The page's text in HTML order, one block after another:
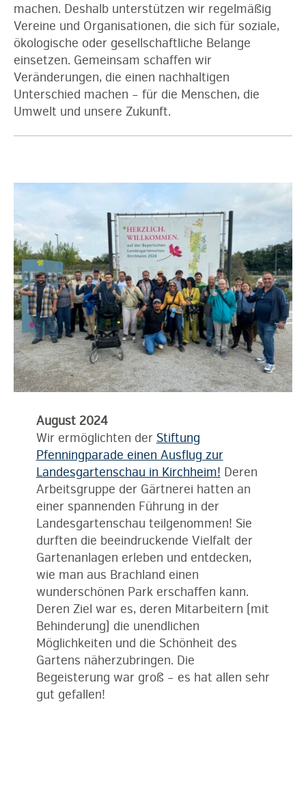
machen. Deshalb unterstützen wir regelmäßig
Vereine und Organisationen, die sich für soziale,
ökologische oder gesellschaftliche Belange
einsetzen. Gemeinsam schaffen wir
Veränderungen, die einen nachhaltigen
Unterschied machen – für die Menschen, die
Umwelt und unsere Zukunft.
August 2024
Wir ermöglichten der Stiftung
Pfenningparade einen Ausflug zur
Landesgartenschau in Kirchheim! Deren
Arbeitsgruppe der Gärtnerei hatten an
einer spannenden Führung in der
Landesgartenschau teilgenommen! Sie
durften die beeindruckende Vielfalt der
Gartenanlagen erleben und entdecken,
wie man aus Brachland einen
wunderschönen Park erschaffen kann.
Deren Ziel war es, deren Mitarbeitern (mit
Behinderung) die unendlichen
Möglichkeiten und die Schönheit des
Gartens näherzubringen. Die
Begeisterung war groß – es hat allen sehr
gut gefallen!